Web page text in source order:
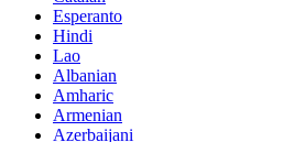
Esperanto
Hindi
Lao
Albanian
Amharic
Armenian
Azerbaijani